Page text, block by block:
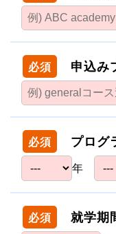
必須 申込み
必須 プログ
年
必須 就学期